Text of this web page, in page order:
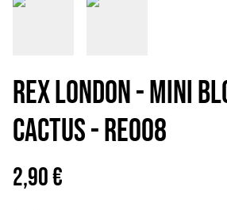
REX LONDON - MINI
CACTUS - RE008
2,90 €